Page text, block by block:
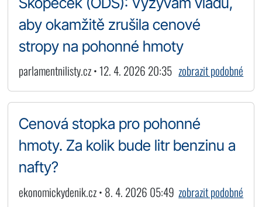
aby okamžitě zrušila cenové
stropy na pohonné hmoty
parlamentnilisty.cz • 12. 4. 2026 20:35 zobrazit podobné
Cenová stopka pro pohonné
hmoty. Za kolik bude litr benzinu a
nafty?
ekonomickydenik.cz • 8. 4. 2026 05:49 zobrazit podobné